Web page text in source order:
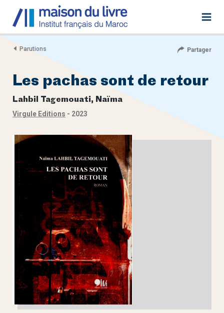
Parutions Partager
Les pachas sont de retour
Lahbil Tagemouati, Naïma
Virgule Editions - 2023